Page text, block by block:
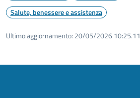
Salute, benessere e assistenza
Ultimo aggiornamento: 20/05/2026 10:25.11